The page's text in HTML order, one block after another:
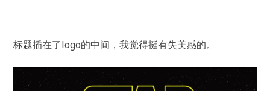
标题插在了logo的中间，我觉得挺有失美感的。